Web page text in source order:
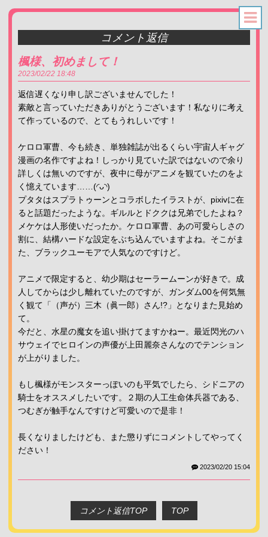
コメント返信
楓様、初めまして！
2023 02 22 18:48
返信遅くなり申し訳ございませんでした！
素敵と言っていただきありがとうございます！私なりに考え
て作っているので、とてもうれしいです！
ケロロ軍曹、今も続き、単独雑誌が出るくらい宇宙人ギャグ
漫画の名作ですよね！しっかり見ていた訳ではないので余り
詳しくは無いのですが、夜中に母がアニメを観ていたのをよ
く憶えています……(◜ᴗ◝)
プタタはスプラトゥーンとコラボしたイラストが、pixivに在
ると話題だったような。ギルルとドククは兄弟でしたよね？
メケケは人形使いだったか。ケロロ軍曹、あの可愛らしさの
割に、結構ハードな設定をぶち込んでいますよね。そこがま
た、ブラックユーモアで人気なのですけど。
アニメで限定すると、幼少期はセーラームーンが好きで。成
人してからは少し離れていたのですが、ガンダム00を何気無
く観て「（声が）三木（眞一郎）さん!?」となりまた見始め
て。
今だと、水星の魔女を追い掛けてますかねー。最近閃光のハ
サウェイでヒロインの声優が上田麗奈さんなのでテンション
が上がりました。
もし楓様がモンスターっぽいのも平気でしたら、シドニアの
騎士をオススメしたいです。２期の人工生命体兵器である、
つむぎが触手なんですけど可愛いので是非！
長くなりましたけども、また懲りずにコメントしてやってく
ださい！
2023/02/20 15:04
コメント返信TOP TOP